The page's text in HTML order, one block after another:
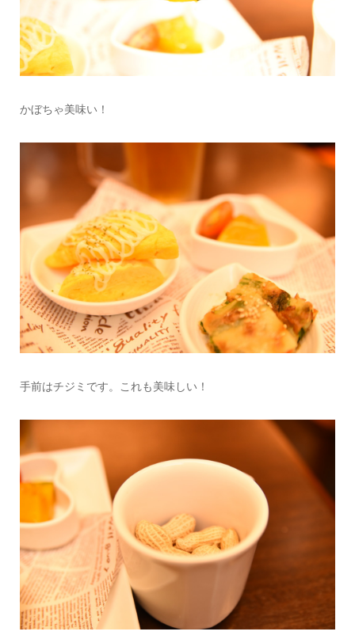
かぼちゃ美味い！
手前はチジミです。これも美味しい！